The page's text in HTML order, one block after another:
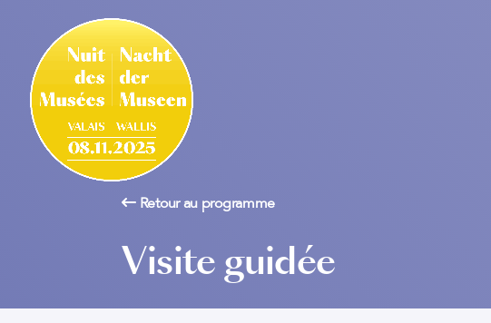
Retour au programme
Visite guidée